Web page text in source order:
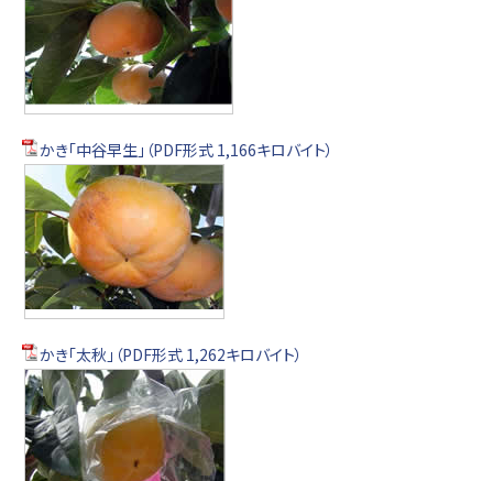
かき「中谷早生」（PDF形式 1,166キロバイト）
かき「太秋」（PDF形式 1,262キロバイト）